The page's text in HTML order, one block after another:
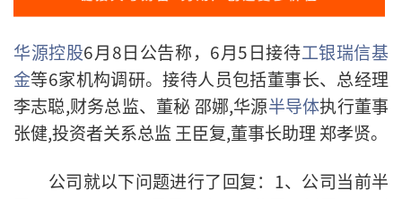
华源控股6月8日公告称， 6月5日接待工银瑞信基
金等6家机构调研。接待人员包括董事长、总经理
李志聪,财务总监、董秘 邵娜,华源半导体执行董事
张健,投资者关系总监 王臣复,董事长助理 郑孝贤。
公司就以下问题进行了回复： 1、公司当前半